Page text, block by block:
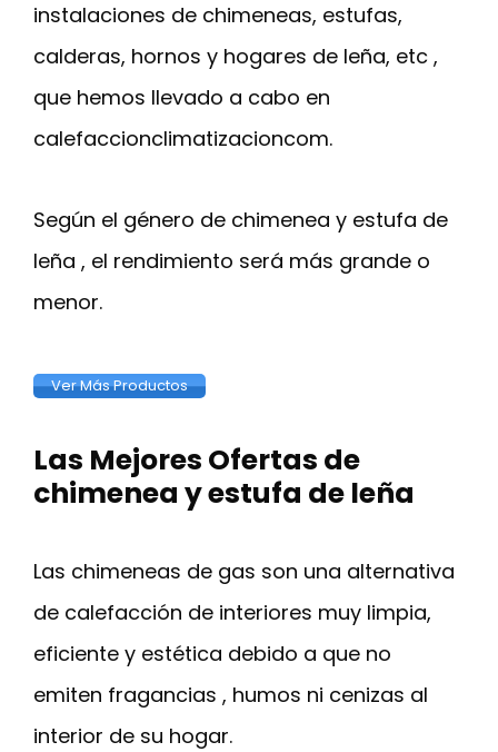
instalaciones de chimeneas, estufas,
calderas, hornos y hogares de leña, etc ,
que hemos llevado a cabo en
calefaccionclimatizacioncom.
Según el género de chimenea y estufa de
leña , el rendimiento será más grande o
menor.
Ver Más Productos
Las Mejores Ofertas de
chimenea y estufa de leña
Las chimeneas de gas son una alternativa
de calefacción de interiores muy limpia,
eficiente y estética debido a que no
emiten fragancias , humos ni cenizas al
interior de su hogar.